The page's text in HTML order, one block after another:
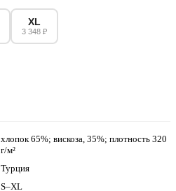
XL
3 348 ₽
хлопок 65%; вискоза, 35%; плотность 320
г/м²
Турция
S–XL